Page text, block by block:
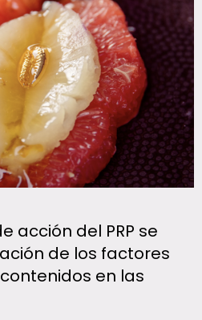
acción del PRP se
de los factores
en las